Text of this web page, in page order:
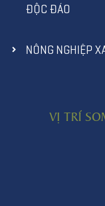
ĐỘC ĐÁO
NÔNG NGHIỆP
VỊ TRÍ